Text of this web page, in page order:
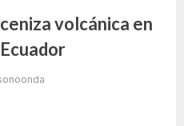
volcánica en